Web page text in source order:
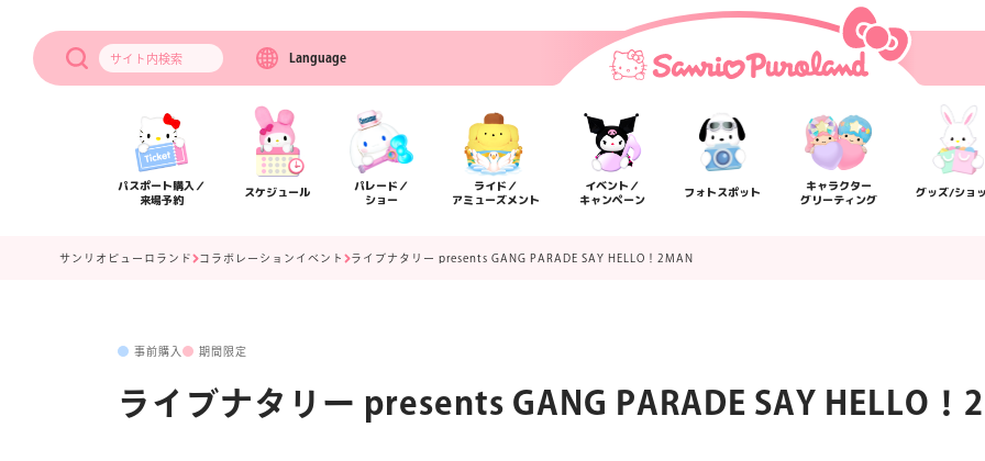
サイト内検索 Language
パスポート購入／
来場予約
スケジュール
パレード／
ショー
ライド／
アミューズメント
イベント／
キャンペーン
フォトスポット
キャラクター
グリーティング
グッズ/ショ
サンリオピューロランド コラボレーションイベント ライブナタリー presents GANG PARADE SAY HELLO！2MAN
事前購入 期間限定
ライブナタリー presents GANG PARADE SAY HELLO！